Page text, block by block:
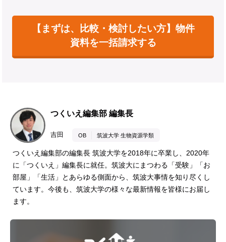
【まずは、比較・検討したい方】物件
資料を一括請求する
つくいえ編集部 編集長
吉田 OB 筑波大学 生物資源学類
つくいえ編集部の編集長 筑波大学を2018年に卒業し、2020年
に「つくいえ」編集長に就任。筑波大にまつわる「受験」「お
部屋」「生活」とあらゆる側面から、筑波大事情を知り尽くし
ています。今後も、筑波大学の様々な最新情報を皆様にお届し
ます。